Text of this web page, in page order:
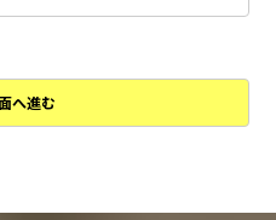
によらず適正に個人情報を取得
利用する場合、あらかじめご本
へ進む